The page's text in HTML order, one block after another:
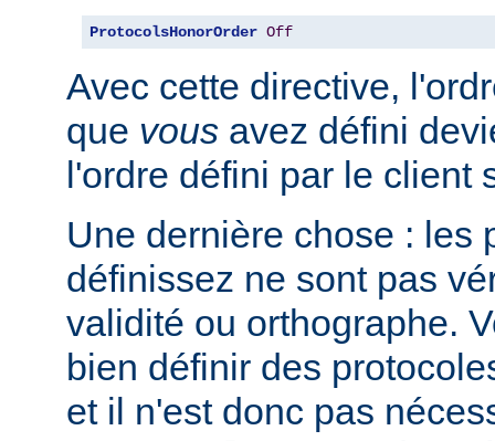
ProtocolsHonorOrder Off
Avec cette directive,
que vous avez défini
l'ordre défini par le client
Une dernière chose : les
définissez ne sont pas
validité ou orthographe.
bien définir des
et il n'est donc pas